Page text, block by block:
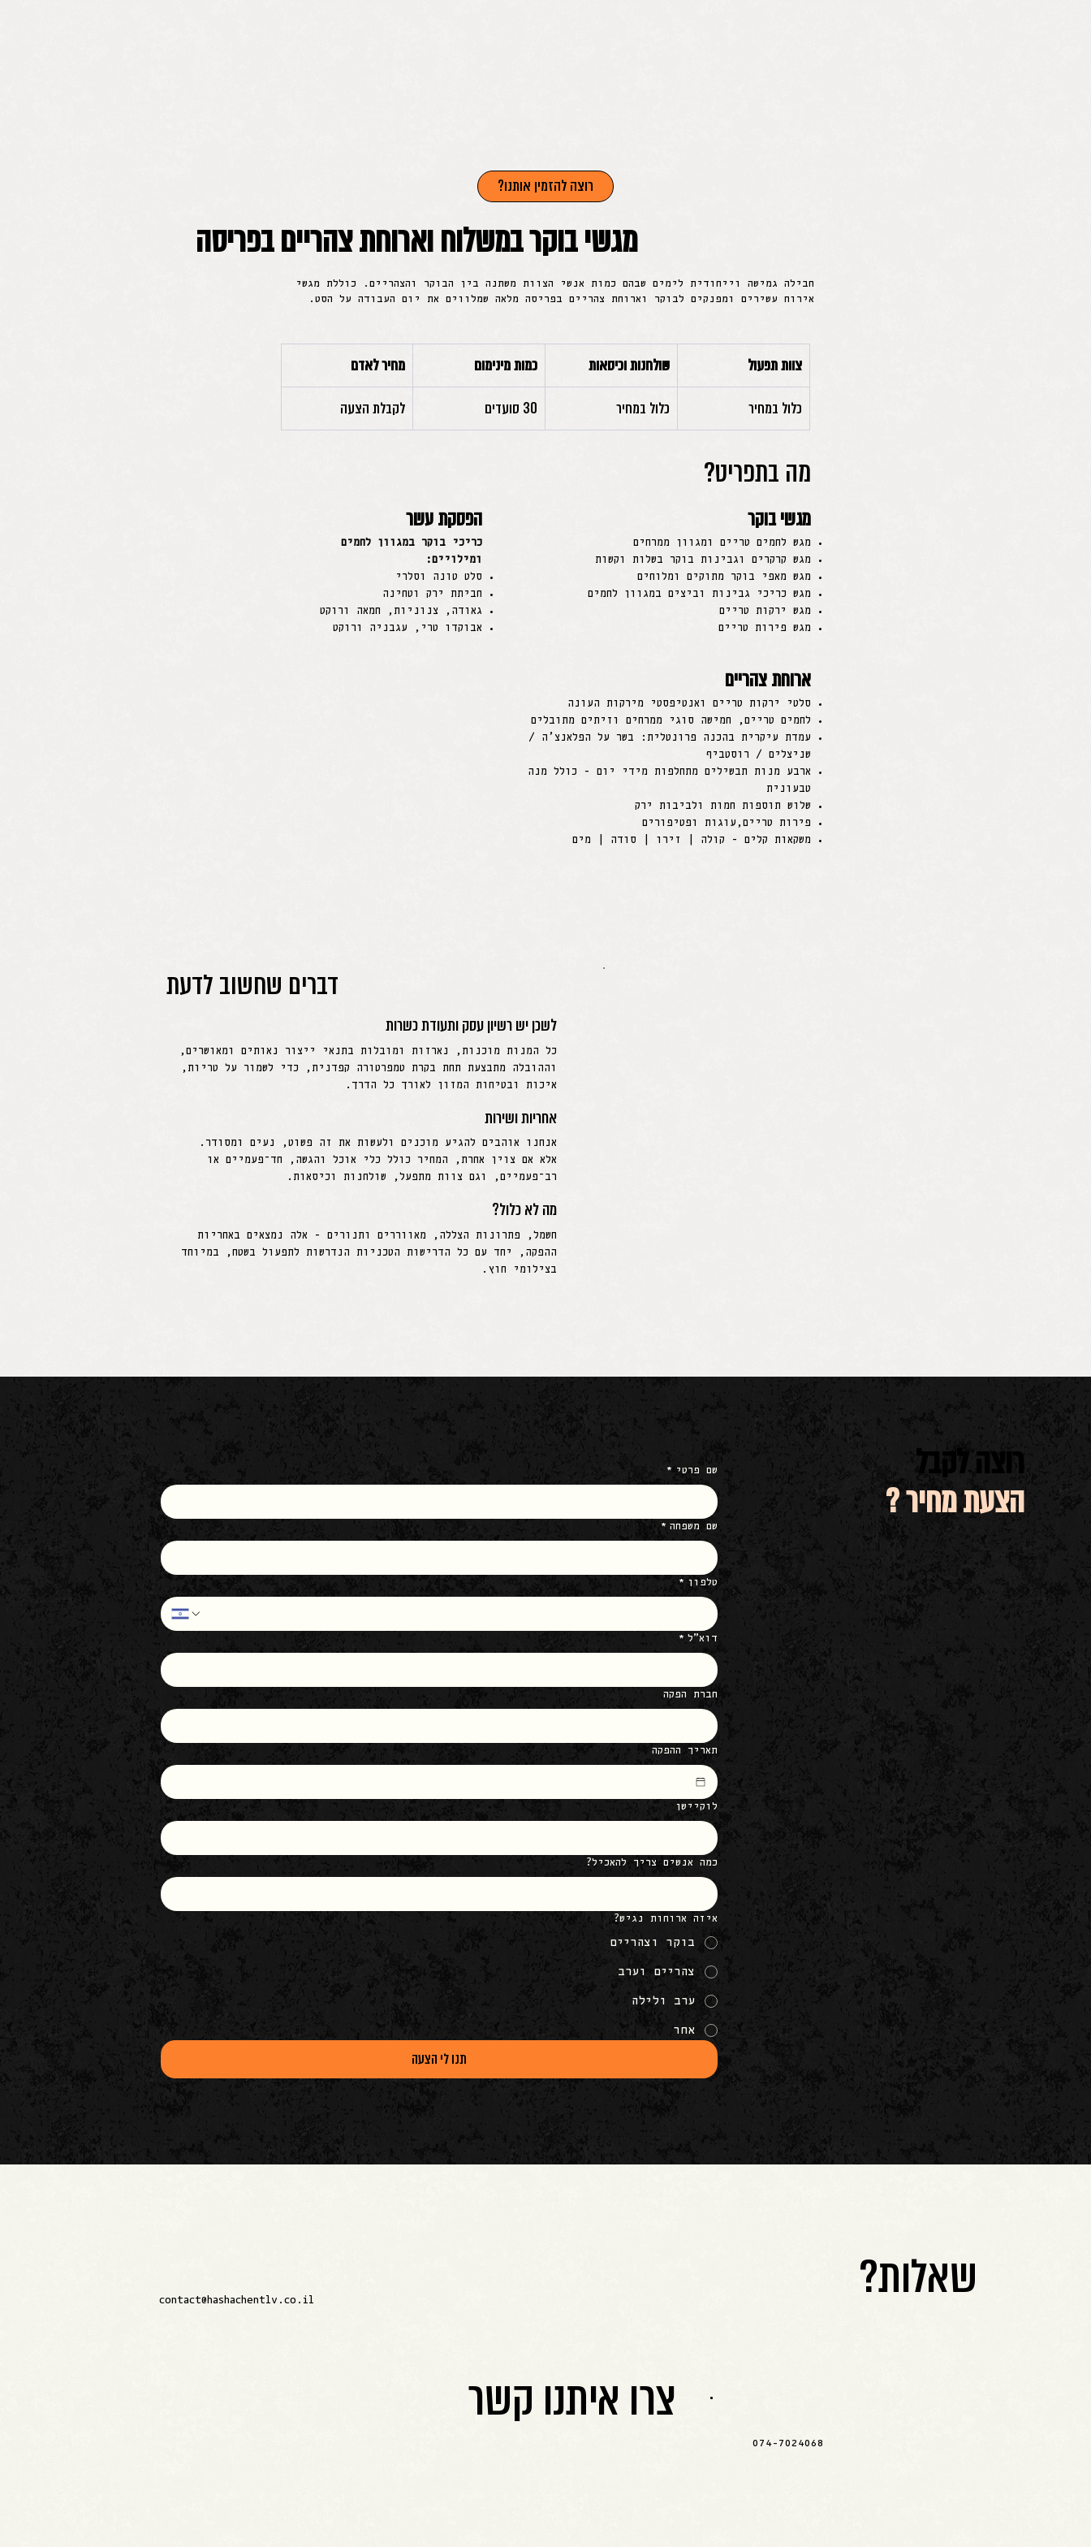
רוצה להזמין אותנו?
מגשי בוקר במשלוח וארוחת צהריים בפריסה
חבילה גמישה וייחודית לימים שבהם כמות אנשי הצוות משתנה בין הבוקר והצהריים. כוללת מגשי
אירוח עשירים ומפנקים לבוקר וארוחת צהריים בפריסה מלאה שמלווים את יום העבודה על הסט.
צוות תפעול שולחנות וכיסאות כמות מינימום מחיר לאדם
כלול במחיר כלול במחיר 30 סועדים לקבלת הצעה
מה בתפריט?
מגשי בוקר
מגש לחמים טריים ומגוון ממרחים
מגש קרקרים וגבינות בוקר בשלות וקשות
מגש מאפי בוקר מתוקים ומלוחים
מגש כריכי גבינות וביצים במגוון לחמים
מגש ירקות טריים
מגש פירות טריים
ארוחת צהריים
סלטי ירקות טריים ואנטיפסטי מירקות העונה
לחמים טריים, חמישה סוגי ממרחים וזיתים מתובלים
עמדת עיקרית בהכנה פרונטלית: בשר על הפלאנצ’ה /
שניצלים / רוסטביף
ארבע מנות תבשילים מתחלפות מידי יום - כולל מנה
טבעונית
שלוש תוספות חמות ולביבות ירק
פירות טריים,עוגות ופטיפורים
משקאות קלים - קולה | זירו | סודה | מים
הפסקת עשר
כריכי בוקר במגוון לחמים
ומילויים:
סלט טונה וסלרי
חביתת ירק וטחינה
גאודה, צנוניות, חמאה ורוקט
אבוקדו טרי, עגבניה ורוקט
דברים שחשוב לדעת
לשכן יש רשיון עסק ותעודת כשרות
כל המנות מוכנות, נארזות ומובלות בתנאי ייצור נאותים ומאושרים,
וההובלה מתבצעת תחת בקרת טמפרטורה קפדנית, כדי לשמור על טריות,
איכות ובטיחות המזון לאורך כל הדרך.
אחריות ושירות
אנחנו אוהבים להגיע מוכנים ולעשות את זה פשוט, נעים ומסודר.
אלא אם צוין אחרת, המחיר כולל כלי אוכל והגשה, חד־פעמיים או
רב־פעמיים, וגם צוות מתפעל, שולחנות וכיסאות.
מה לא כלול?
חשמל, פתרונות הצללה, מאווררים ותנורים - אלה נמצאים באחריות
ההפקה, יחד עם כל הדרישות הטכניות הנדרשות לתפעול בשטח, במיוחד
בצילומי חוץ.
שם פרטי *
שם משפחה *
טלפון *
דוא״ל *
חברת הפקה
תאריך ההפקה
לוקיישן
כמה אנשים צריך להאכיל?
איזה ארוחות נגיש?
בוקר וצהריים
צהריים וערב
ערב ולילה
אחר
תנו לי הצעה
רוצה לקבל
הצעת מחיר ?
contact@hashachentlv.co.il
שאלות?
צרו איתנו קשר
074-7024068